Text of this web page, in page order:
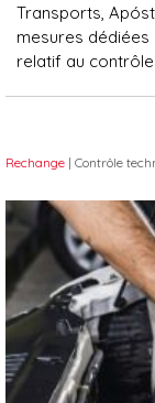
Transports,
mesures
relatif au
Rechange | Contrôle